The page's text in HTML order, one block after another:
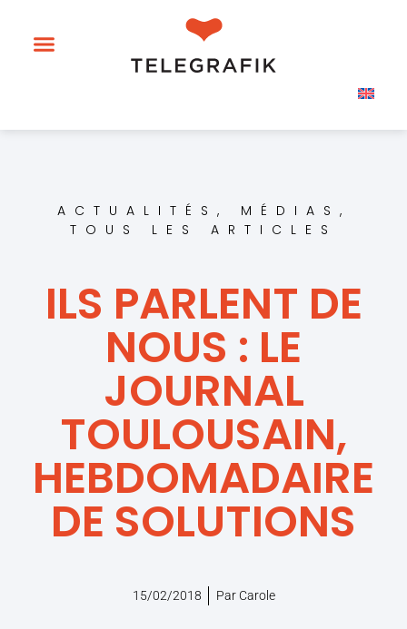
ACTUALITÉS , MÉDIAS ,
TOUS LES ARTICLES
ILS PARLENT DE
NOUS : LE
JOURNAL
TOULOUSAIN,
HEBDOMADAIRE
DE SOLUTIONS
15/02/2018 ParCarole